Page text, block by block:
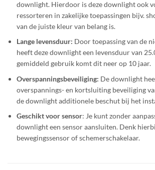
downlight. Hierdoor is deze downlight ook
ressorteren in zakelijke toepassingen bijv.
van de juiste kleur van belang is.
Lange levensduur: Door toepassing van de
heeft deze downlight een levensduur van
gemiddeld gebruik komt dit neer op 10 jaar.
Overspanningsbeveiliging: De downlight
overspannings- en kortsluiting beveiliging
de downlight additionele beschut bij het
Geschikt voor sensor: Je kunt zonder
downlight een sensor aansluiten. Denk
bewegingssensor of schemerschakelaar.